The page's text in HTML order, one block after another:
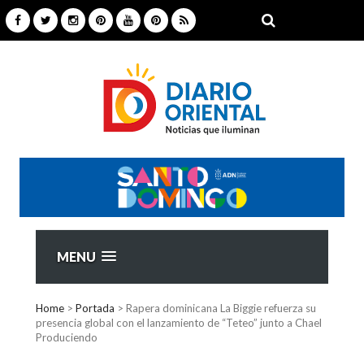
MENU
Home > Portada > Rapera dominicana La Biggie refuerza su
presencia global con el lanzamiento de “Teteo” junto a Chael
Produciendo